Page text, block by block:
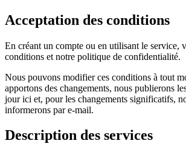
Acceptation des conditions
En créant un compte ou en utilisant le service,
conditions et notre politique de confidentialité.
Nous pouvons modifier ces conditions à tout
apportons des changements, nous publierons
jour ici et, pour les changements significatifs,
informerons par e-mail.
Description des services